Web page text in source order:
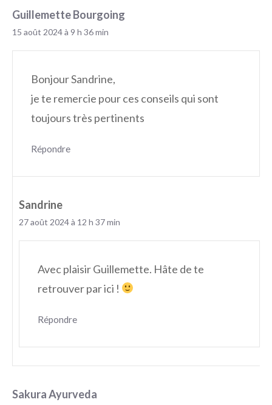
Guillemette Bourgoing
15 août 2024 à 9 h 36 min
Bonjour Sandrine,
je te remercie pour ces conseils qui sont
toujours très pertinents
Répondre
Sandrine
27 août 2024 à 12 h 37 min
Avec plaisir Guillemette. Hâte de te
retrouver par ici !
Répondre
Sakura Ayurveda